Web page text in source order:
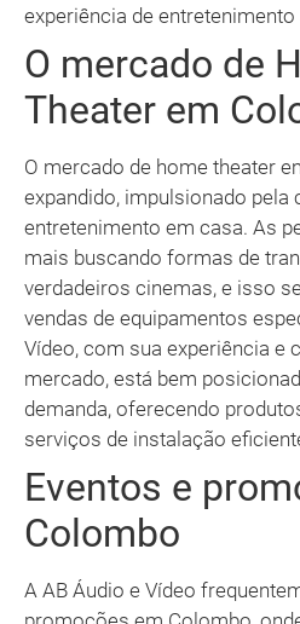
experiência de
O mercado de
Theater em
O mercado de home theater
expandido, impulsionado pela
entretenimento em casa. As
mais buscando formas de
verdadeiros cinemas, e isso
vendas de equipamentos
Vídeo, com sua experiência e
mercado, está bem
demanda, oferecendo
serviços de instalação
Eventos e
Colombo
A AB Áudio e Vídeo